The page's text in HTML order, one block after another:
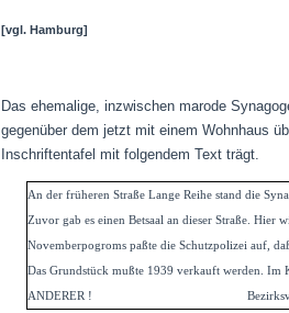
[vgl. Hamburg]
Das ehemalige, inzwischen marode
gegenüber dem jetzt mit einem Wohnhaus
Inschriftentafel mit folgendem Text trägt.
An der früheren Straße Lange Reihe stand die
Zuvor gab es einen Betsaal an dieser Straße.
Novemberpogroms paßte die Schutzpolizei auf,
Das Grundstück mußte 1939 verkauft
ANDERER !